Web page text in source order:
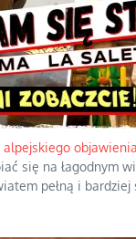
teologicznych
z ominięciem